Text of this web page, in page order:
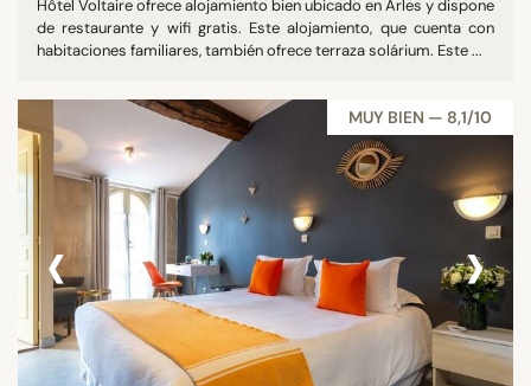
Hôtel Voltaire ofrece alojamiento bien ubicado en Arles y dispone
de restaurante y wifi gratis. Este alojamiento, que cuenta con
habitaciones familiares, también ofrece terraza solárium. Este ...
MUY BIEN — 8,1/10
‹ ›